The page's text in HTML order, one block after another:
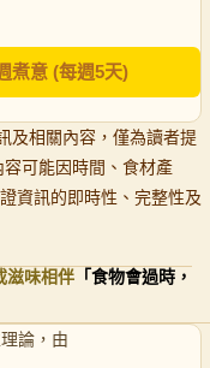
煮意 (每週5天)
及相關內容，僅為讀者提
可能因時間、食材產
資訊的即時性、完整性及
滋味相伴 「食物會過時，
論，由